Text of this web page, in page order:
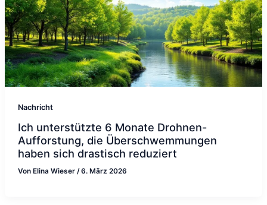
Nachricht
Ich unterstützte 6 Monate Drohnen-
Aufforstung, die Überschwemmungen
haben sich drastisch reduziert
Von Elina Wieser /6. März 2026